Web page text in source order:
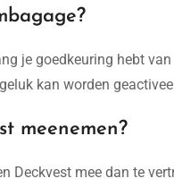
je goedkeuring hebt
kan worden
meenemen?
Deckvest mee dan te